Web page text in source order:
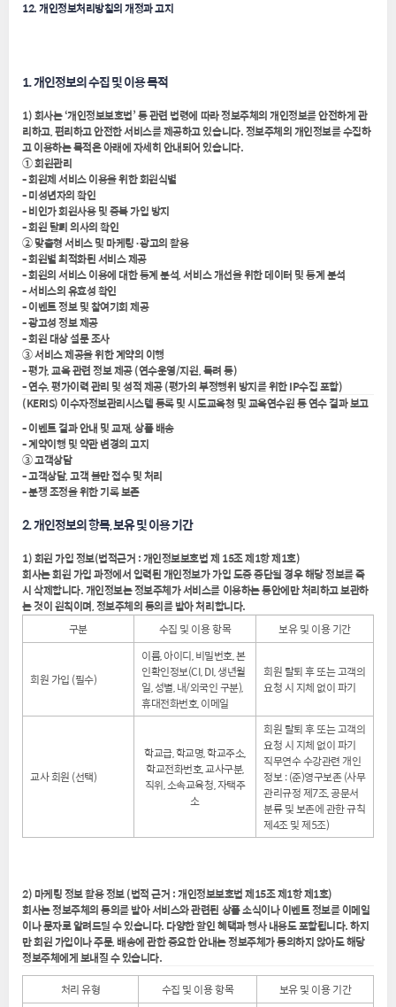
12. 개인정보처리방침의 개정과 고지
1. 개인정보의 수집 및 이용 목적
1) 회사는 ‘개인정보보호법’ 등 관련 법령에 따라 정보주체의 개인정보를 안전하게 관
리하고, 편리하고 안전한 서비스를 제공하고 있습니다. 정보주체의 개인정보를 수집하
고 이용하는 목적은 아래에 자세히 안내되어 있습니다.
① 회원관리
- 회원제 서비스 이용을 위한 회원식별
- 미성년자의 확인
- 비인가 회원사용 및 중복 가입 방지
- 회원 탈퇴 의사의 확인
② 맞춤형 서비스 및 마케팅·광고의 활용
- 회원별 최적화된 서비스 제공
- 회원의 서비스 이용에 대한 통계 분석, 서비스 개선을 위한 데이터 및 통계 분석
- 서비스의 유효성 확인
- 이벤트 정보 및 참여기회 제공
- 광고성 정보 제공
- 회원 대상 설문 조사
③ 서비스 제공을 위한 계약의 이행
- 평가, 교육 관련 정보 제공 (연수운영/지원, 독려 등)
- 연수, 평가이력 관리 및 성적 제공 (평가의 부정행위 방지를 위한 IP수집 포함)
(KERIS) 이수자정보관리시스템 등록 및 시도교육청 및 교육연수원 등 연수 결과 보고
- 이벤트 결과 안내 및 교재, 상품 배송
- 계약이행 및 약관 변경의 고지
③ 고객상담
- 고객상담, 고객 불만 접수 및 처리
- 분쟁 조정을 위한 기록 보존
2. 개인정보의 항목, 보유 및 이용 기간
1) 회원 가입 정보(법적근거 : 개인정보보호법 제 15조 제1항 제1호)
회사는 회원 가입 과정에서 입력된 개인정보가 가입 도중 중단될 경우 해당 정보를 즉
시 삭제합니다. 개인정보는 정보주체가 서비스를 이용하는 동안에만 처리하고 보관하
는 것이 원칙이며, 정보주체의 동의를 받아 처리합니다.
구분
수집 및 이용 항목 보유 및 이용 기간
회원 가입 (필수)
이름, 아이디, 비밀번호, 본
인확인정보(CI, DI, 생년월
일, 성별, 내/외국인 구분),
휴대전화번호, 이메일
회원 탈퇴 후 또는 고객의
요청 시 지체 없이 파기
교사 회원 (선택)
학교급, 학교명, 학교주소,
학교전화번호, 교사구분,
직위, 소속교육청, 자택주
소
회원 탈퇴 후 또는 고객의
요청 시 지체 없이 파기
직무연수 수강관련 개인
정보 : (준)영구보존 (사무
관리규정 제7조, 공문서
분류 및 보존에 관한 규칙
제4조 및 제5조)
2) 마케팅 정보 활용 정보 (법적 근거 : 개인정보보호법 제15조 제1항 제1호)
회사는 정보주체의 동의를 받아 서비스와 관련된 상품 소식이나 이벤트 정보를 이메일
이나 문자로 알려드릴 수 있습니다. 다양한 할인 혜택과 행사 내용도 포함됩니다. 하지
만 회원 가입이나 주문, 배송에 관한 중요한 안내는 정보주체가 동의하지 않아도 해당
정보주체에게 보내질 수 있습니다.
처리 유형
수집 및 이용 항목 보유 및 이용 기간